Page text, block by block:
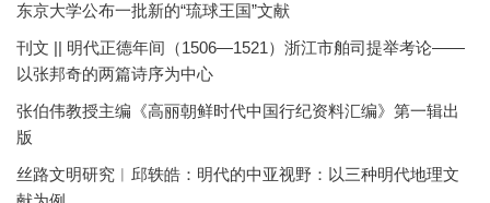
东京大学公布一批新的“琉球王国”文献
刊文 || 明代正德年间（1506—1521）浙江市舶司提举考论——
以张邦奇的两篇诗序为中心
张伯伟教授主编《高丽朝鲜时代中国行纪资料汇编》第一辑出
版
丝路文明研究︱邱轶皓：明代的中亚视野：以三种明代地理文